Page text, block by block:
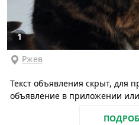
1
Ржев
Текст объявления скрыт, для
объявление в приложении